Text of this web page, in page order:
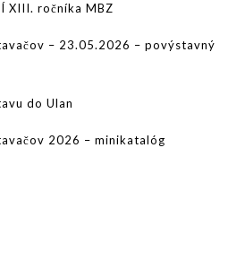
PP V ROKU 2026
B. ZEMKA“
XIII. ročníka MBZ
– 23.05.2026 – povýstavný
do Ulan
2026 – minikatalóg